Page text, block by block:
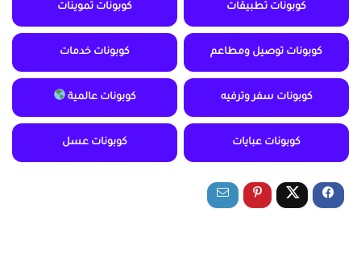
كوبونات تطبيقات كوبونات تموينات
كوبونات توصيل ومطاعم كوبونات خدمات
كوبونات سفر وترفيه كوبونات عالمية
كوبونات عبايات كوبونات عسل